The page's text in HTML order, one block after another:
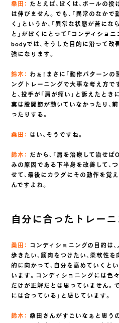
桑田： たとえば、ぼくは、ボールの
は伸びません。でも、「異常のなか
く」というか、「異常な状態が苦に
と」がぼくにとって「コンディショ
bodyでは、そうした目的に沿って改
強になります。
鈴木： わぁ！まさに「動作パターンの
ングトレーニングで大事な考え方で
と、投手が「肩が痛い」と訴えたとき
実は股関節が動いていなかったり、
ったりする。
桑田： はい、そうですね。
鈴木： だから、「肩を治療して治せば
みの原因である下半身を改善して、
せて、最後にカラダにその動作を覚
んですよね。
自分に合ったトレーニ
桑田： コンディショニングの目的は
歩きたい、筋肉をつけたい、柔軟性
的に向かって、自分を高めていくと
います。コンディショニングには色
だけが正解だとは思っていません。
には合っている」と感じています。
鈴木： 桑田さんがすごいなぁと思う